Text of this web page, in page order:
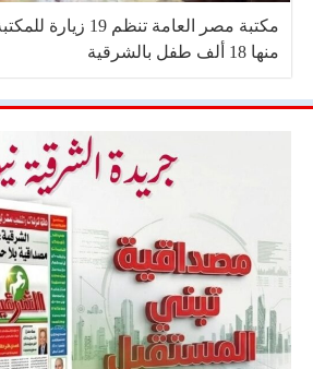
مكتبة مصر العامة تنظم
منها 18 ألف طفل بالشرقية